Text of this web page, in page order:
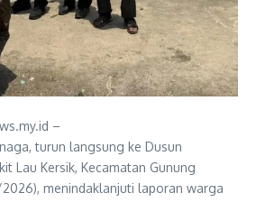
–
turun langsung ke Dusun
Lau Kersik, Kecamatan Gunung
menindaklanjuti laporan warga